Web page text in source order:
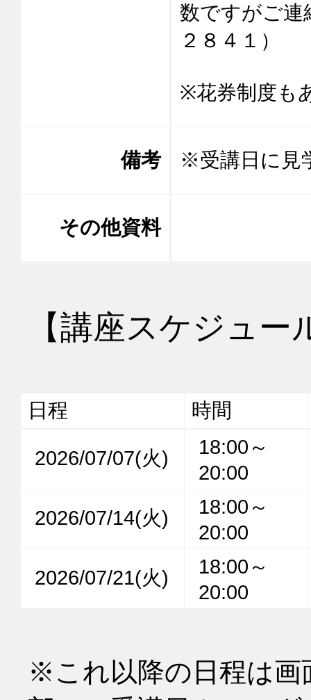
数ですがご連
２８４１）
※花券制度も
備考 ※受講日に見
その他資料
【講座スケジュー
日程 時間
2026/07/07(火)
18:00～
20:00
2026/07/14(火)
18:00～
20:00
2026/07/21(火)
18:00～
20:00
※これ以降の日程は画